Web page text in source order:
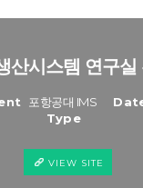
산시스템 연구실
포항공대 IMS
Type
VIEW SITE